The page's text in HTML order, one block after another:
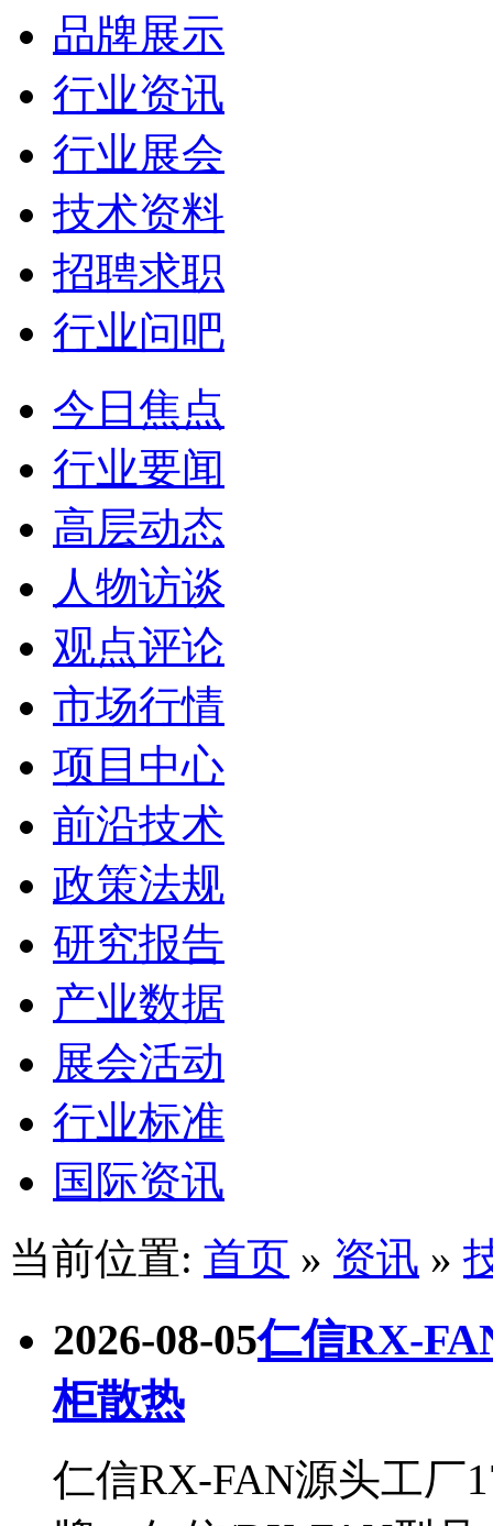
品牌展示
行业资讯
行业展会
技术资料
招聘求职
行业问吧
今日焦点
行业要闻
高层动态
人物访谈
观点评论
市场行情
项目中心
前沿技术
政策法规
研究报告
产业数据
展会活动
行业标准
国际资讯
当前位置: 首页 » 资讯 »
2026-08-05仁信RX-
柜散热
仁信RX-FAN源头工厂